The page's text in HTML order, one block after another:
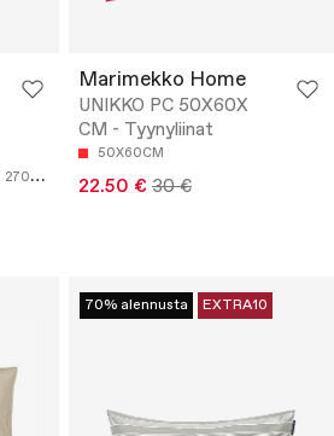
270X270CM
Marimekko Home
UNIKKO PC 50X60X
CM - Tyynyliinat
50X60CM
22.50 € 30 €
70% alennusta EXTRA10